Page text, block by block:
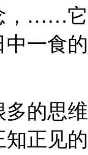
，……它
一食
思维
正见